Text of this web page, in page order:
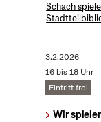
Schach
3.2.2026
16 bis 18 Uhr
Eintritt frei
Wir